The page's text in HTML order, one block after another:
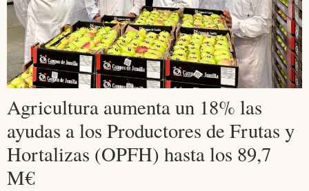
Agricultura aumenta un 18% las
ayudas a los Productores de Frutas y
Hortalizas (OPFH) hasta los 89,7
M€